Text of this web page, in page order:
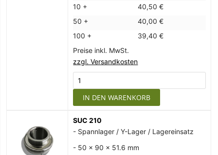
10 +
40,50 €
50 +
40,00 €
100 +
39,40 €
Preise inkl. MwSt.
zzgl. Versandkosten
IN DEN WARENKORB
SUC 210
- Spannlager / Y-Lager / Lagereinsatz
- 50 x 90 x 51.6 mm